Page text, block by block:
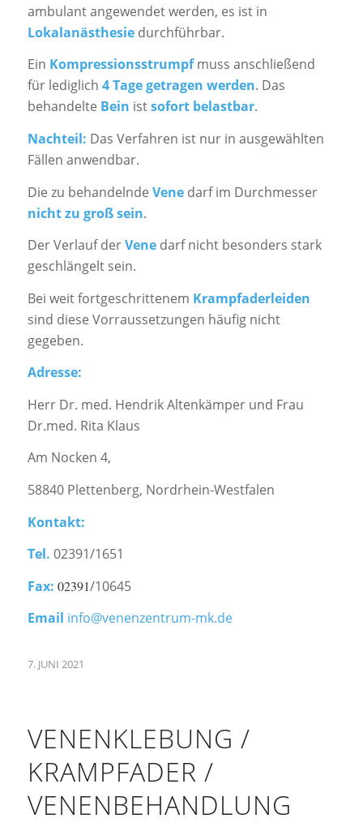
ambulant angewendet werden, es ist in
Lokalanästhesiedurchführbar.
Ein Kompressionsstrumpfmuss anschließend
für lediglich 4 Tage getragen werden. Das
behandelte Bein istsofort belastbar.
Nachteil: Das Verfahren ist nur in ausgewählten
Fällen anwendbar.
Die zu behandelnde Venedarf im Durchmesser
nicht zu groß sein.
Der Verlauf derVenedarf nicht besonders stark
geschlängelt sein.
Bei weit fortgeschrittenem Krampfaderleiden
sind diese Vorraussetzungen häufig nicht
gegeben.
Adresse:
Herr Dr. med. Hendrik Altenkämper und Frau
Dr.med. Rita Klaus
Am Nocken 4,
58840 Plettenberg, Nordrhein-Westfalen
Kontakt:
Tel. 02391/1651
Fax: 02391/10645
Email info@venenzentrum-mk.de
7. JUNI 2021
VENENKLEBUNG /
KRAMPFADER /
VENENBEHANDLUNG